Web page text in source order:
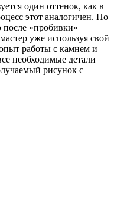
один оттенок, как в
этот аналогичен. Но
после «пробивки»
уже используя свой
работы с камнем и
необходимые детали
рисунок с